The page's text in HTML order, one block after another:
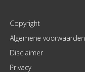
Copyright
Algemene voorwaarden
Disclaimer
Privacy